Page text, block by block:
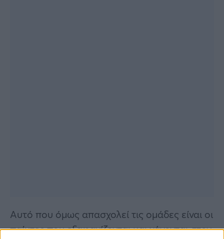
Αυτό που όμως απασχολεί τις ομάδες είναι οι
παίκτες που εξαφανίζονται και χάνονται στον